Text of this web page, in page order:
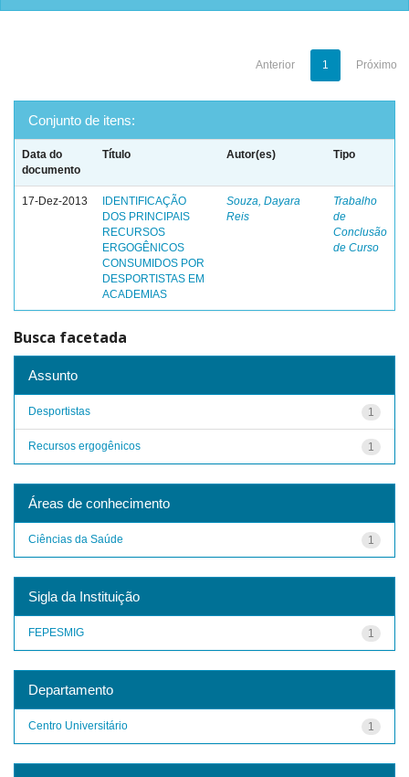
Anterior 1 Próximo
Conjunto de itens:
Data do
documento
Título Autor(es) Tipo
17-Dez-2013
IDENTIFICAÇÃO
DOS PRINCIPAIS
RECURSOS
ERGOGÊNICOS
CONSUMIDOS POR
DESPORTISTAS EM
ACADEMIAS
Souza, Dayara
Reis
Trabalho
de
Conclusão
de Curso
Busca facetada
Assunto
1
Desportistas
1
Recursos ergogênicos
Áreas de conhecimento
1
Ciências da Saúde
Sigla da Instituição
1
FEPESMIG
Departamento
1
Centro Universitário